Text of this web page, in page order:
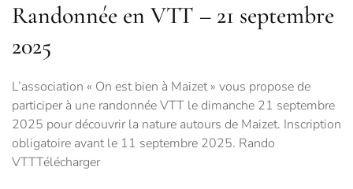
Randonnée en VTT – 21 septembre
2025
L’association « On est bien à Maizet » vous propose de
participer à une randonnée VTT le dimanche 21 septembre
2025 pour découvrir la nature autours de Maizet. Inscription
obligatoire avant le 11 septembre 2025. Rando
VTTTélécharger